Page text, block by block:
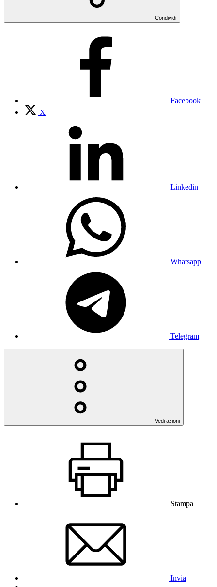
Condividi
Facebook
X
Linkedin
Whatsapp
Telegram
Vedi azioni
Stampa
Invia